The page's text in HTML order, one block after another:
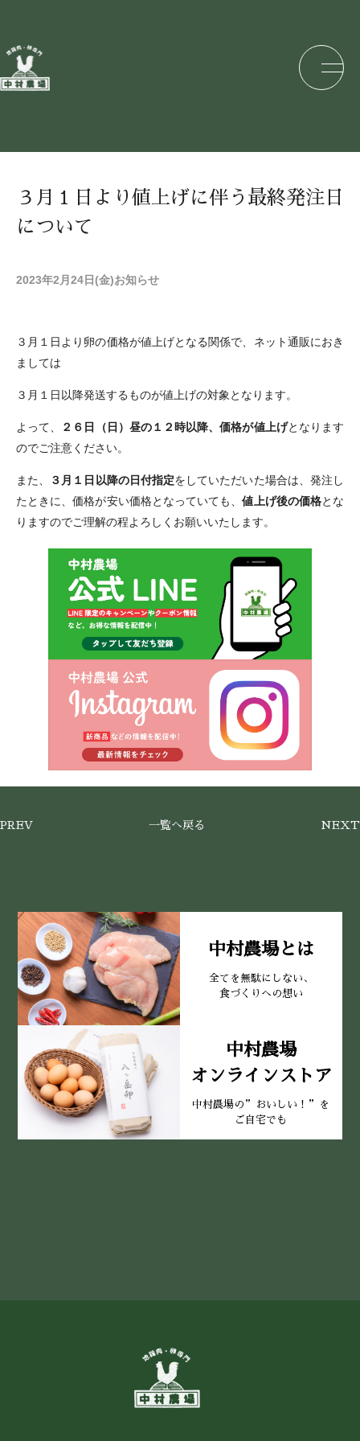
３月１日より値上げに伴う最終発注日
について
2023年2月24日(金)お知らせ
３月１日より卵の価格が値上げとなる関係で、ネット通販におき
ましては
３月１日以降発送するものが値上げの対象となります。
よって、 ２６日（日）昼の１２時以降、価格が値上げとなります
のでご注意ください。
また、 ３月１日以降の日付指定をしていただいた場合は、発注し
たときに、価格が安い価格となっていても、値上げ後の価格とな
りますのでご理解の程よろしくお願いいたします。
PREV 一覧へ戻る NEXT
中村農場
オンラインストア
中村農場の”おいしい！”を
ご自宅でも
中村農場とは
全てを無駄にしない、
食づくりへの想い